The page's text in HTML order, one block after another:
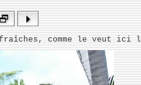
fraîches, comme le veut